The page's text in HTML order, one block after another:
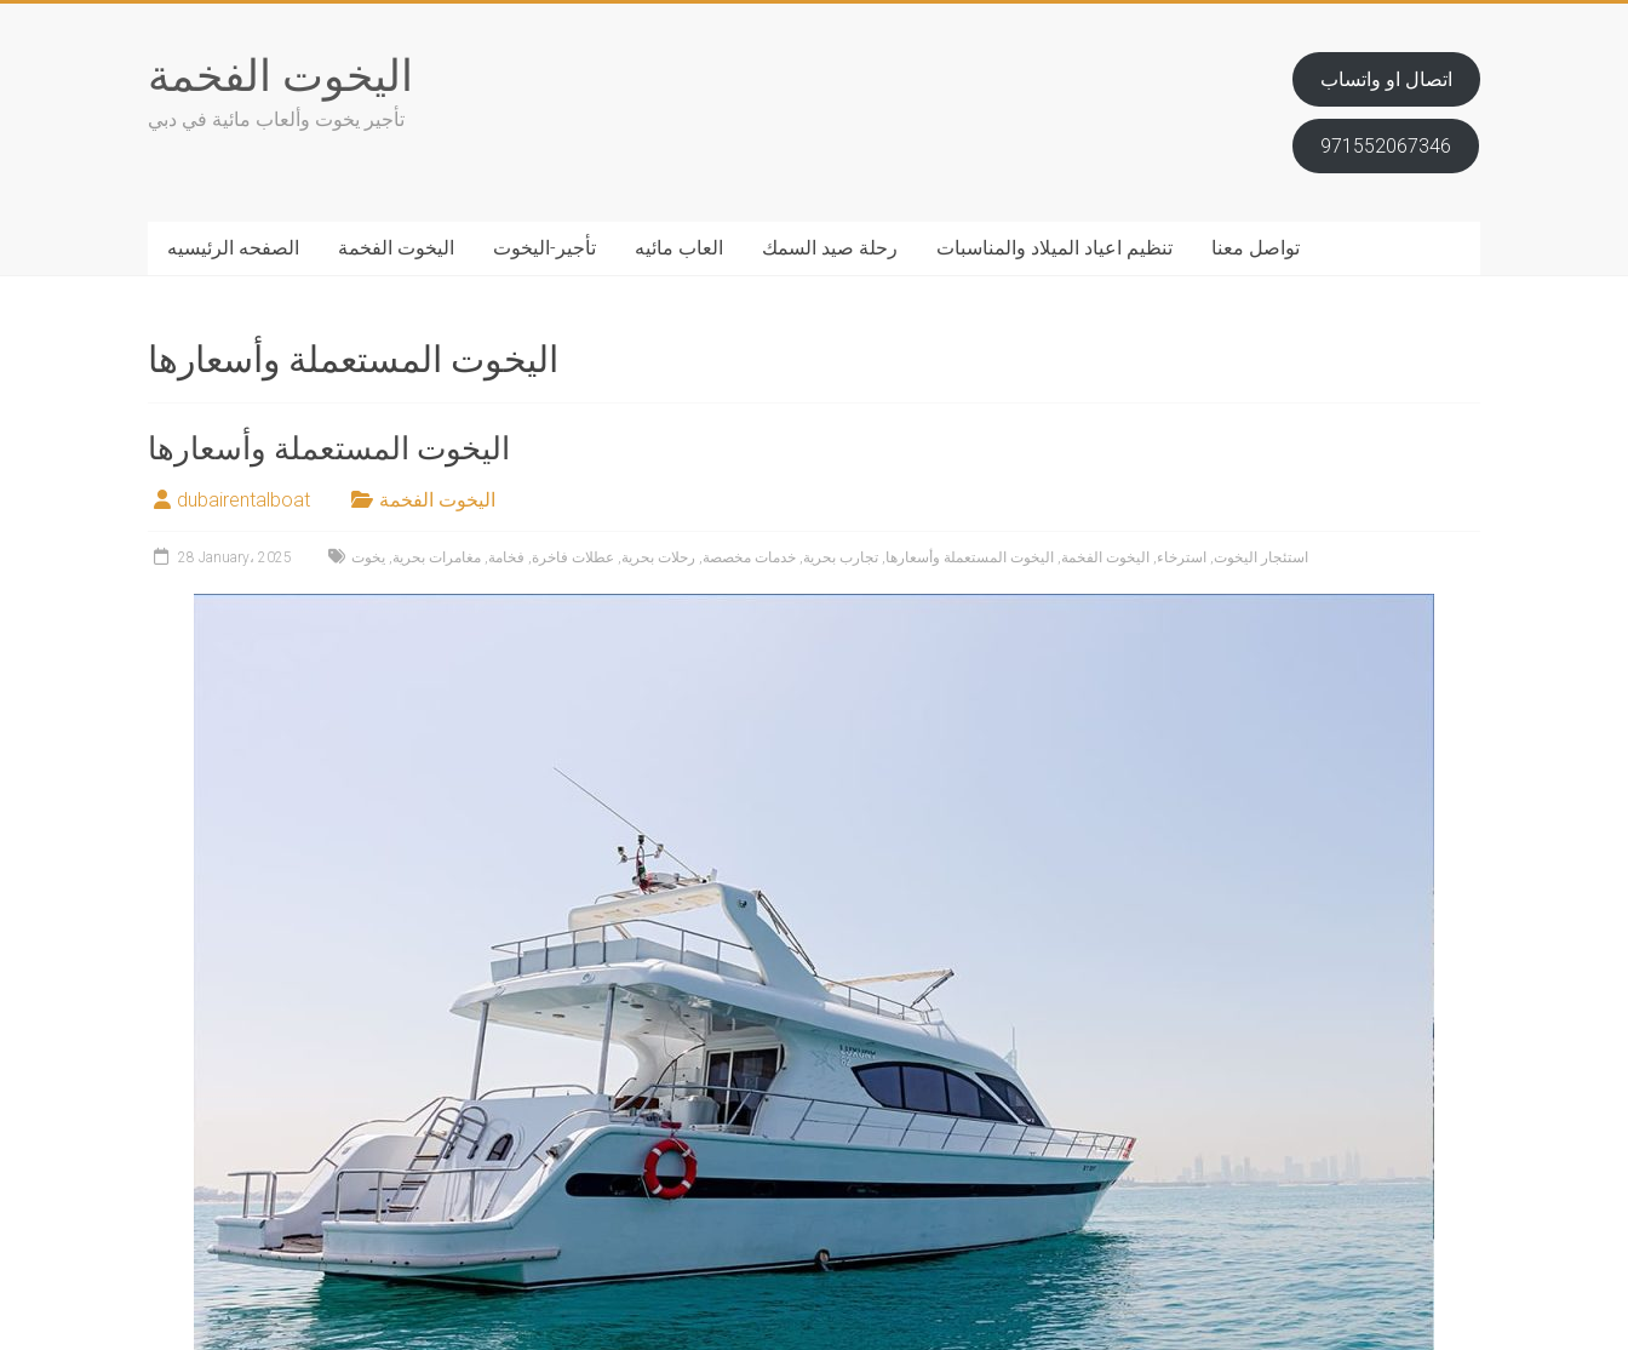
اليخوت الفخمة
تأجير يخوت وألعاب مائية في دبي
اتصال او واتساب
971552067346
الصفحه الرئيسيه اليخوت الفخمة تأجير-اليخوت العاب مائيه رحلة صيد السمك تنظيم اعياد الميلاد والمناسبات تواصل معنا
اليخوت المستعملة وأسعارها
اليخوت المستعملة وأسعارها
dubairentalboat اليخوت الفخمة
28 January، 2025 استئجار اليخوت, استرخاء, اليخوت الفخمة, اليخوت المستعملة وأسعارها, تجارب بحرية, خدمات مخصصة, رحلات بحرية, عطلات فاخرة, فخامة, مغامرات بحرية, يخوت